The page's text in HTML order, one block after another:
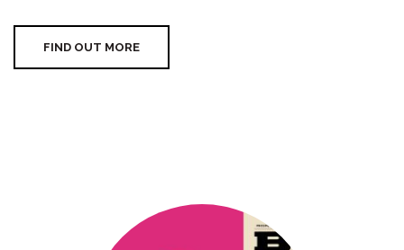
FIND OUT MORE